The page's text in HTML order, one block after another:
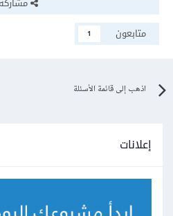
متابعون
1
اذهب إلى قائمة الأسئلة
إعلانات